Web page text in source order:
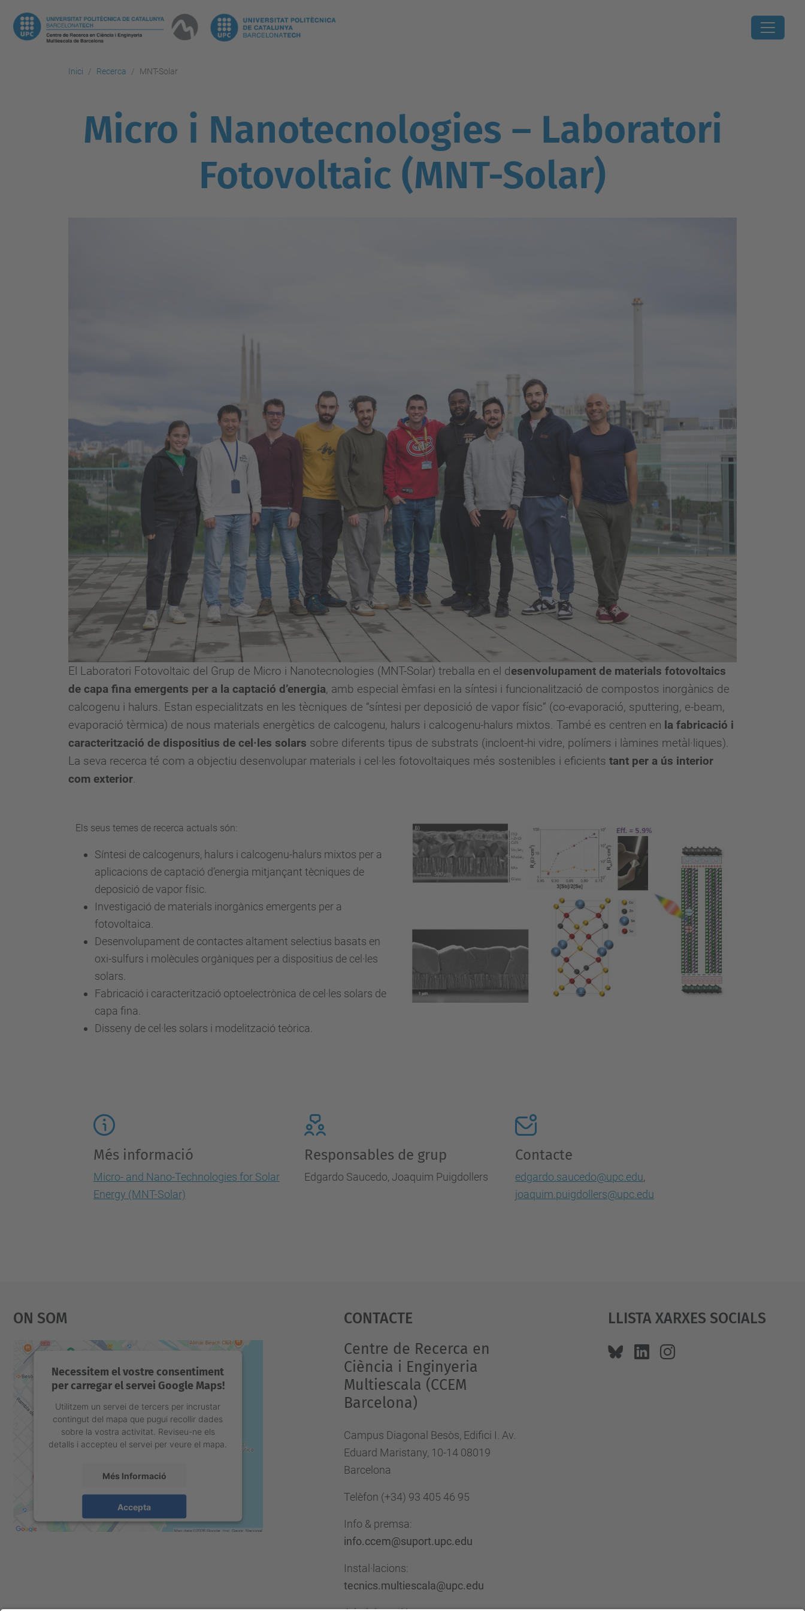
Inici Recerca MNT-Solar
Micro i Nanotecnologies – Laboratori
Fotovoltaic (MNT-Solar)
El Laboratori Fotovoltaic del Grup de Micro i Nanotecnologies (MNT-Solar) treballa en el desenvolupament de materials fotovoltaics
de capa fina emergents per a la captació d’energia, amb especial èmfasi en la síntesi i funcionalització de compostos inorgànics de
calcogenu i halurs. Estan especialitzats en les tècniques de “síntesi per deposició de vapor físic” (co-evaporació, sputtering, e-beam,
evaporació tèrmica) de nous materials energètics de calcogenu, halurs i calcogenu-halurs mixtos. També es centren en la fabricació i
caracterització de dispositius de cel·les solars sobre diferents tipus de substrats (incloent-hi vidre, polímers i làmines metàl·liques).
La seva recerca té com a objectiu desenvolupar materials i cel·les fotovoltaiques més sostenibles i eficients tant per a ús interior
com exterior.
Els seus temes de recerca actuals són:
Síntesi de calcogenurs, halurs i calcogenu-halurs mixtos per a
aplicacions de captació d’energia mitjançant tècniques de
deposició de vapor físic.
Investigació de materials inorgànics emergents per a
fotovoltaica.
Desenvolupament de contactes altament selectius basats en
oxi-sulfurs i molècules orgàniques per a dispositius de cel·les
solars.
Fabricació i caracterització optoelectrònica de cel·les solars de
capa fina.
Disseny de cel·les solars i modelització teòrica.
Més informació
Micro- and Nano-Technologies for Solar
Energy (MNT-Solar)
Responsables de grup
Edgardo Saucedo, Joaquim Puigdollers
Contacte
edgardo.saucedo@upc.edu,
joaquim.puigdollers@upc.edu
On Som
Necessitem el vostre consentiment
per carregar el servei Google Maps!
Utilitzem un servei de tercers per incrustar
contingut del mapa que pugui recollir dades
sobre la vostra activitat. Reviseu-ne els
detalls i accepteu el servei per veure el mapa.
Més Informació
Accepta
powered by
Usercentrics Consent
Contacte
Centre de Recerca en
Ciència i Enginyeria
Multiescala (CCEM
Barcelona)
Campus Diagonal Besòs, Edifici I. Av.
Eduard Maristany, 10-14 08019
Barcelona
Telèfon (+34) 93 405 46 95
Info & premsa:
info.ccem@suport.upc.edu
Instal·lacions:
tecnics.multiescala@upc.edu
Llista Xarxes Socials